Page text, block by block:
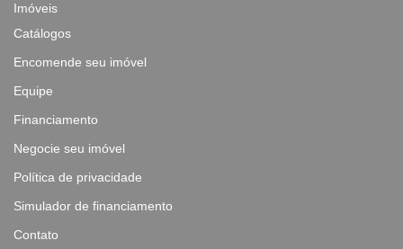
Imóveis
Catálogos
Encomende seu imóvel
Equipe
Financiamento
Negocie seu imóvel
Política de privacidade
Simulador de financiamento
Contato